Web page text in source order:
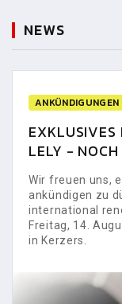
NEWS
ANKÜNDIGUNGEN
LELY -
Wir freuen uns,
ankündigen zu
international
Freitag, 14.
in Kerzers.